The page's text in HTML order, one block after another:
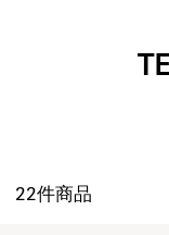
22件商品